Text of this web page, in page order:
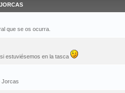
JORCAS
que se os ocurra.
estuviésemos en la tasca
Jorcas